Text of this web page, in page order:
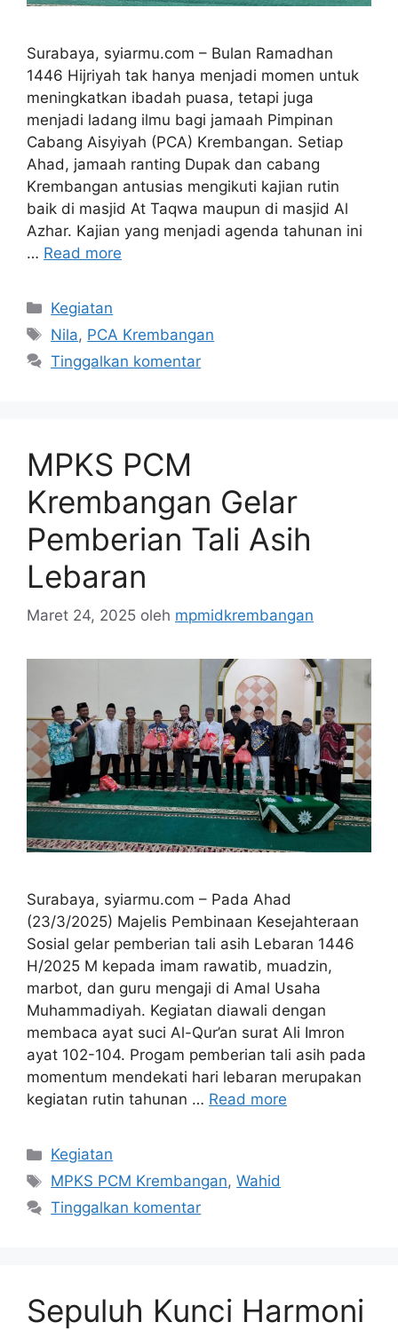
Surabaya, syiarmu.com – Bulan Ramadhan
1446 Hijriyah tak hanya menjadi momen untuk
meningkatkan ibadah puasa, tetapi juga
menjadi ladang ilmu bagi jamaah Pimpinan
Cabang Aisyiyah (PCA) Krembangan. Setiap
Ahad, jamaah ranting Dupak dan cabang
Krembangan antusias mengikuti kajian rutin
baik di masjid At Taqwa maupun di masjid Al
Azhar. Kajian yang menjadi agenda tahunan ini
… Read more
Kategori
Kegiatan
Tag
Nila, PCA Krembangan
Tinggalkan komentar
MPKS PCM
Krembangan Gelar
Pemberian Tali Asih
Lebaran
Maret 24, 2025 oleh mpmidkrembangan
Surabaya, syiarmu.com – Pada Ahad
(23/3/2025) Majelis Pembinaan Kesejahteraan
Sosial gelar pemberian tali asih Lebaran 1446
H/2025 M kepada imam rawatib, muadzin,
marbot, dan guru mengaji di Amal Usaha
Muhammadiyah. Kegiatan diawali dengan
membaca ayat suci Al-Qur’an surat Ali Imron
ayat 102-104. Progam pemberian tali asih pada
momentum mendekati hari lebaran merupakan
kegiatan rutin tahunan … Read more
Kategori
Kegiatan
Tag
MPKS PCM Krembangan,Wahid
Tinggalkan komentar
Sepuluh Kunci Harmoni